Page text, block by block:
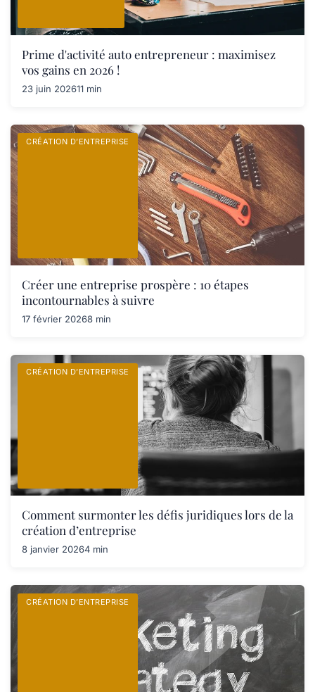
Prime d'activité auto entrepreneur : maximisez
vos gains en 2026 !
23 juin 202611 min
CRÉATION D’ENTREPRISE
Créer une entreprise prospère : 10 étapes
incontournables à suivre
17 février 20268 min
CRÉATION D’ENTREPRISE
Comment surmonter les défis juridiques lors de la
création d’entreprise
8 janvier 20264 min
CRÉATION D’ENTREPRISE